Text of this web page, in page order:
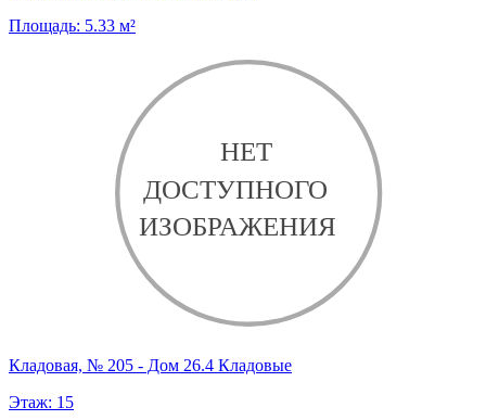
Площадь: 5.33 м²
Кладовая, № 205 - Дом 26.4 Кладовые
Этаж: 15